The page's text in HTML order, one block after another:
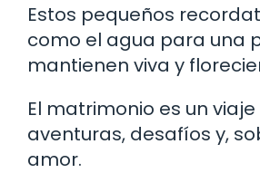
Estos pequeños
como el agua para una
mantienen viva y
El matrimonio es un
aventuras, desafíos y,
amor.